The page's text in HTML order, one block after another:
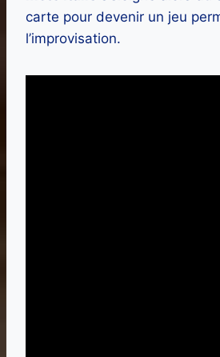
carte pour devenir un jeu
l’improvisation.